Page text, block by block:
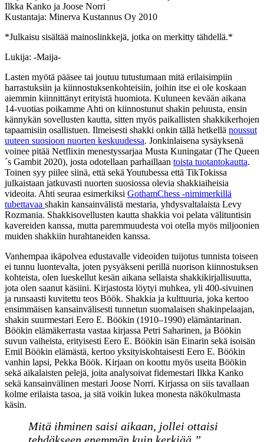
Ilkka Kanko ja Joose Norri
Kustantaja: Minerva Kustannus Oy 2010
*Julkaisu sisältää mainoslinkkejä, jotka on merkitty tähdellä.*
Lukija: -Maija-
Lasten myötä pääsee tai joutuu tutustumaan mitä erilaisimpiin
harrastuksiin ja kiinnostuksenkohteisiin, joihin itse ei ole koskaan
aiemmin kiinnittänyt erityistä huomiota. Kuluneen kevään aikana
14-vuotias poikamme Ahti on kiinnostunut shakin peluusta, ensin
kännykän sovellusten kautta, sitten myös paikallisten shakkikerhojen
tapaamisiin osallistuen. Ilmeisesti shakki onkin tällä hetkellä noussut
uuteen suosioon nuorten keskuudessa. Jonkinlaisena sysäyksenä
voinee pitää Netflixin menestyssarjaa Musta Kuningatar (The Queen
´s Gambit 2020), josta odotellaan parhaillaan toista tuotantokautta.
Toinen syy piilee siinä, että sekä Youtubessa että TikTokissa
julkaistaan jatkuvasti nuorten suosiossa olevia shakkiaiheisia
videoita. Ahti seuraa esimerkiksi GothamChess -nimimerkillä
tubettavaa shakin kansainvälistä mestaria, yhdysvaltalaista Levy
Rozmania. Shakkisovellusten kautta shakkia voi pelata välituntisin
kavereiden kanssa, mutta paremmuudesta voi otella myös miljoonien
muiden shakkiin hurahtaneiden kanssa.
Vanhempaa ikäpolvea edustavalle videoiden tuijotus tunnista toiseen
ei tunnu luontevalta, joten pysyäkseni perillä nuorison kiinnostuksen
kohteista, olen lueskellut kesän aikana sellaista shakkikirjallisuutta,
jota olen saanut käsiini. Kirjastosta löytyi muhkea, yli 400-sivuinen
ja runsaasti kuvitettu teos Böök. Shakkia ja kulttuuria, joka kertoo
ensimmäisen kansainvälisesti tunnetun suomalaisen shakinpelaajan,
shakin suurmestari Eero E. Böökin (1910–1990) elämäntarinan.
Böökin elämäkerrasta vastaa kirjassa Petri Saharinen, ja Böökin
suvun vaiheista, erityisesti Eero E. Böökin isän Einarin sekä isoisän
Emil Böökin elämästä, kertoo yksityiskohtaisesti Eero E. Böökin
vanhin lapsi, Pekka Böök. Kirjaan on koottu myös useita Böökin
sekä aikalaisten pelejä, joita analysoivat fidemestari Ilkka Kanko
sekä kansainvälinen mestari Joose Norri. Kirjassa on siis tavallaan
kolme erilaista tasoa, ja sitä voikin lukea monesta näkökulmasta
käsin.
Mitä ihminen saisi aikaan, jollei ottaisi
tehdäkseen enemmän kuin kerkiää.”